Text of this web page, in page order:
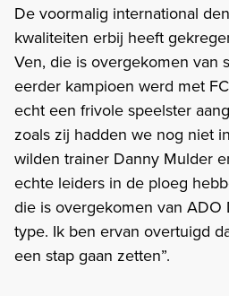
De voormalig international
kwaliteiten erbij heeft
Ven, die is overgekomen van
eerder kampioen werd met
echt een frivole speelster
zoals zij hadden we nog niet
wilden trainer Danny Mulder
echte leiders in de ploeg
die is overgekomen van ADO
type. Ik ben ervan overtuigd
een stap gaan zetten”.